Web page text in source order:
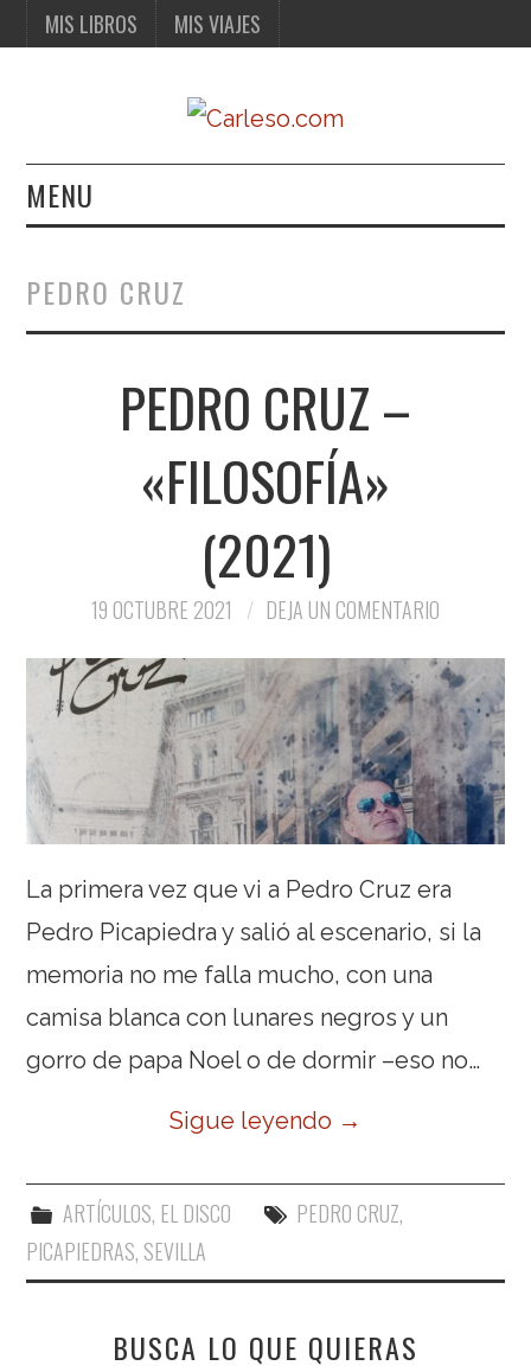
MIS LIBROS MIS VIAJES
MENU
MIS VIAJES
PEDRO CRUZ
PEDRO CRUZ –
«FILOSOFÍA»
(2021)
19 OCTUBRE 2021 DEJA UN COMENTARIO
La primera vez que vi a Pedro Cruz era
Pedro Picapiedra y salió al escenario, si la
memoria no me falla mucho, con una
camisa blanca con lunares negros y un
gorro de papa Noel o de dormir –eso no…
Sigue leyendo →
ARTÍCULOS, EL DISCO PEDRO CRUZ,
PICAPIEDRAS, SEVILLA
BUSCA LO QUE QUIERAS